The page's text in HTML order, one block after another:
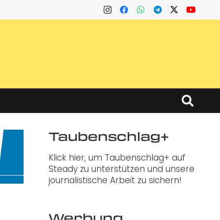
Taubenschlag+
Klick hier, um Taubenschlag+ auf
Steady zu unterstützen und unsere
journalistische Arbeit zu sichern!